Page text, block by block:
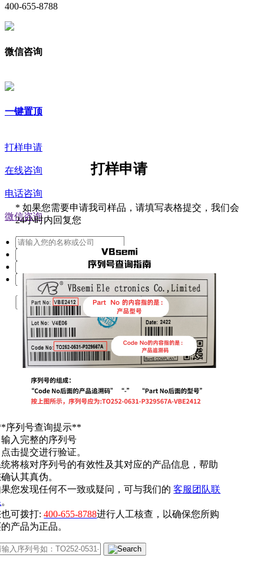
400-655-8788
微信咨询
一键置顶
打样申请
在线咨询
电话咨询
微信咨询
打样申请
* 如果您需要申请我司样品，请填写表格提交，我们会
24小时内回复您
提交
序列号查询提示**
输入完整的序列号
点击提交进行验证。
将核对序列号的有效性及其对应的产品信息，帮助
认其真伪。
您发现任何不一致或疑问，可与我们的客服团队联
。
也可拨打:400-655-8788进行人工核查，以确保您所购
产品为正品。